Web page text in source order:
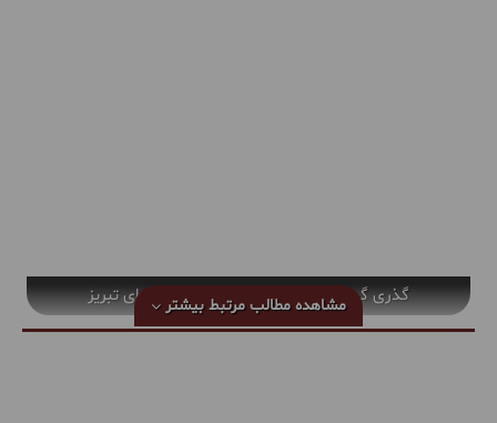
گذری گوتاه بر800 سال اعتبار مقبره الشعرای تبریزمشاهده مطالب مرتبطبیشتر